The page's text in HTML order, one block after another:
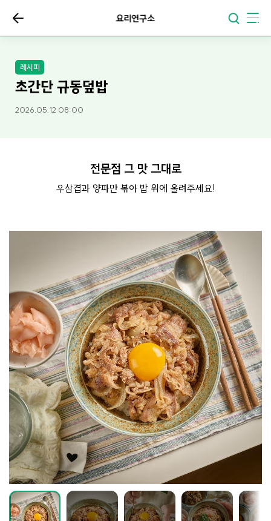
요리연구소
레시피
초간단 규동덮밥
2026.05.12 08:00
전문점 그 맛 그대로
우삼겹과 양파만 볶아 밥 위에 올려주세요!